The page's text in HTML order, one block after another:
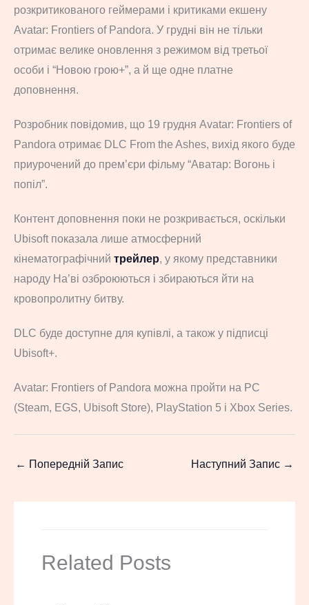
розкритикованого геймерами і критиками екшену
Avatar: Frontiers of Pandora. У грудні він не тільки
отримає велике оновлення з режимом від третьої
особи і “Новою грою+”, а й ще одне платне
доповнення.
Розробник повідомив, що 19 грудня Avatar: Frontiers of
Pandora отримає DLC From the Ashes, вихід якого буде
приурочений до прем’єри фільму “Аватар: Вогонь і
попіл”.
Контент доповнення поки не розкривається, оскільки
Ubisoft показала лише атмосферний
кінематографічний трейлер, у якому представники
народу На’ві озброюються і збираються йти на
кровопролитну битву.
DLC буде доступне для купівлі, а також у підписці
Ubisoft+.
Avatar: Frontiers of Pandora можна пройти на PC
(Steam, EGS, Ubisoft Store), PlayStation 5 і Xbox Series.
← Попередній Запис Наступний Запис →
Related Posts